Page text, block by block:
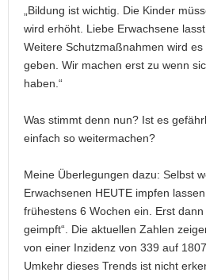
„Bildung ist wichtig. Die Kinder
wird erhöht. Liebe Erwachsene
Weitere Schutzmaßnahmen wird
geben. Wir machen erst zu wenn
haben.“
Was stimmt denn nun? Ist es
einfach so weitermachen?
Meine Überlegungen dazu: Selbst
Erwachsenen HEUTE impfen
frühestens 6 Wochen ein. Erst
geimpft“. Die aktuellen Zahlen
von einer Inzidenz von 339 auf
Umkehr dieses Trends ist nicht